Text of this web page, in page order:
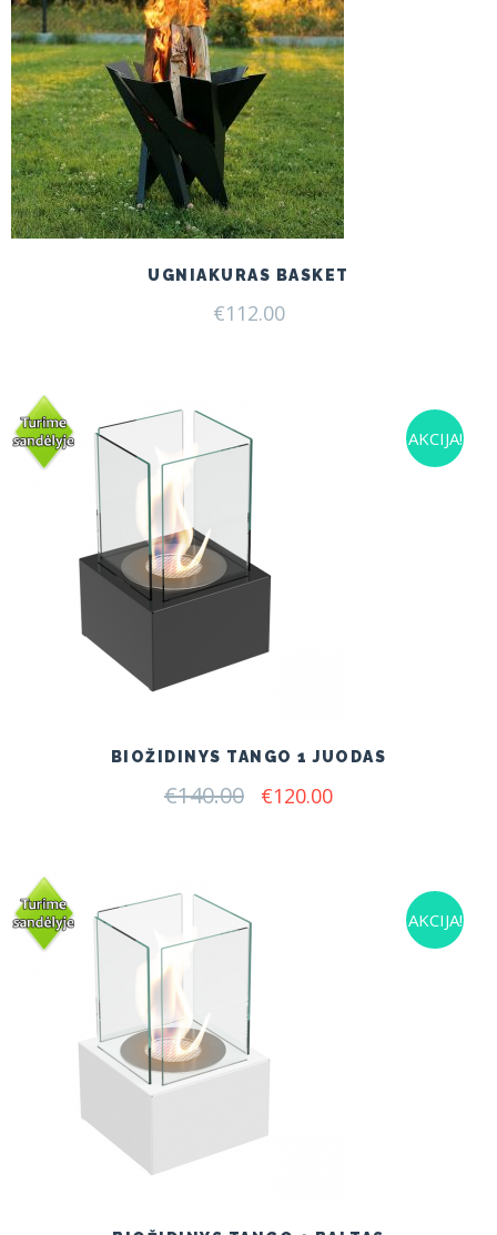
UGNIAKURAS BASKET
€112.00
AKCIJA!
BIOŽIDINYS TANGO 1 JUODAS
€140.00 Original
€120.00Current
AKCIJA!